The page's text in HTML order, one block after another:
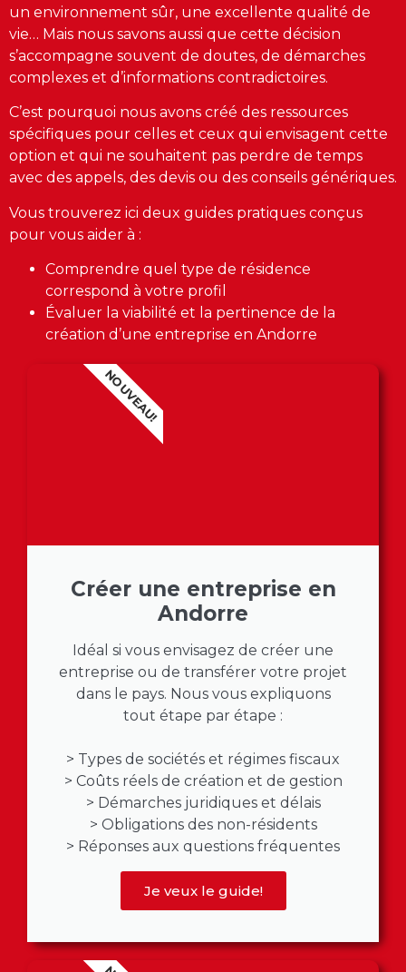
un environnement sûr, une excellente qualité de
vie… Mais nous savons aussi que cette décision
s’accompagne souvent de doutes, de démarches
complexes et d’informations contradictoires.
C’est pourquoi nous avons créé des ressources
spécifiques pour celles et ceux qui envisagent cette
option et qui ne souhaitent pas perdre de temps
avec des appels, des devis ou des conseils génériques.
Vous trouverez ici deux guides pratiques conçus
pour vous aider à :
Comprendre quel type de résidence
correspond à votre profil
Évaluer la viabilité et la pertinence de la
création d’une entreprise en Andorre
Créer une entreprise en
Andorre
Idéal si vous envisagez de créer une
entreprise ou de transférer votre projet
dans le pays. Nous vous expliquons
tout étape par étape :
> Types de sociétés et régimes fiscaux
> Coûts réels de création et de gestion
> Démarches juridiques et délais
> Obligations des non-résidents
> Réponses aux questions fréquentes
Je veux le guide!
NOUVEAU!